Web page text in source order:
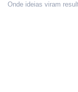
Onde ideias viram